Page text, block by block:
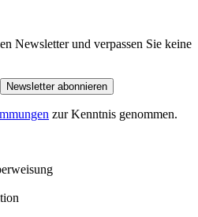
Newsletter und verpassen Sie keine
Newsletter abonnieren
zur Kenntnis genommen.